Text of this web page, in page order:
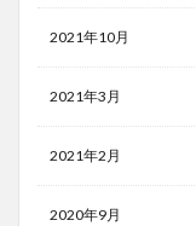
2021年10月
2021年3月
2021年2月
2020年9月